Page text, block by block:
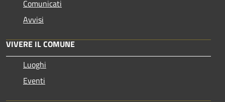
Comunicati
Avvisi
VIVERE IL COMUNE
Luoghi
Eventi